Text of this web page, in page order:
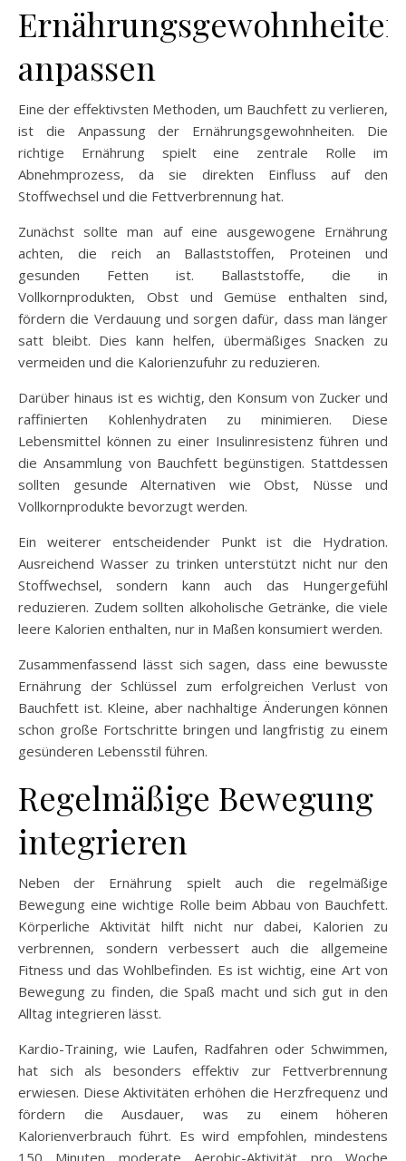
Ernährungsgewohnheiten
anpassen
Eine der effektivsten Methoden, um Bauchfett zu verlieren,
ist die Anpassung der Ernährungsgewohnheiten. Die
richtige Ernährung spielt eine zentrale Rolle im
Abnehmprozess, da sie direkten Einfluss auf den
Stoffwechsel und die Fettverbrennung hat.
Zunächst sollte man auf eine ausgewogene Ernährung
achten, die reich an Ballaststoffen, Proteinen und
gesunden Fetten ist. Ballaststoffe, die in
Vollkornprodukten, Obst und Gemüse enthalten sind,
fördern die Verdauung und sorgen dafür, dass man länger
satt bleibt. Dies kann helfen, übermäßiges Snacken zu
vermeiden und die Kalorienzufuhr zu reduzieren.
Darüber hinaus ist es wichtig, den Konsum von Zucker und
raffinierten Kohlenhydraten zu minimieren. Diese
Lebensmittel können zu einer Insulinresistenz führen und
die Ansammlung von Bauchfett begünstigen. Stattdessen
sollten gesunde Alternativen wie Obst, Nüsse und
Vollkornprodukte bevorzugt werden.
Ein weiterer entscheidender Punkt ist die Hydration.
Ausreichend Wasser zu trinken unterstützt nicht nur den
Stoffwechsel, sondern kann auch das Hungergefühl
reduzieren. Zudem sollten alkoholische Getränke, die viele
leere Kalorien enthalten, nur in Maßen konsumiert werden.
Zusammenfassend lässt sich sagen, dass eine bewusste
Ernährung der Schlüssel zum erfolgreichen Verlust von
Bauchfett ist. Kleine, aber nachhaltige Änderungen können
schon große Fortschritte bringen und langfristig zu einem
gesünderen Lebensstil führen.
Regelmäßige Bewegung
integrieren
Neben der Ernährung spielt auch die regelmäßige
Bewegung eine wichtige Rolle beim Abbau von Bauchfett.
Körperliche Aktivität hilft nicht nur dabei, Kalorien zu
verbrennen, sondern verbessert auch die allgemeine
Fitness und das Wohlbefinden. Es ist wichtig, eine Art von
Bewegung zu finden, die Spaß macht und sich gut in den
Alltag integrieren lässt.
Kardio-Training, wie Laufen, Radfahren oder Schwimmen,
hat sich als besonders effektiv zur Fettverbrennung
erwiesen. Diese Aktivitäten erhöhen die Herzfrequenz und
fördern die Ausdauer, was zu einem höheren
Kalorienverbrauch führt. Es wird empfohlen, mindestens
150 Minuten moderate Aerobic-Aktivität pro Woche